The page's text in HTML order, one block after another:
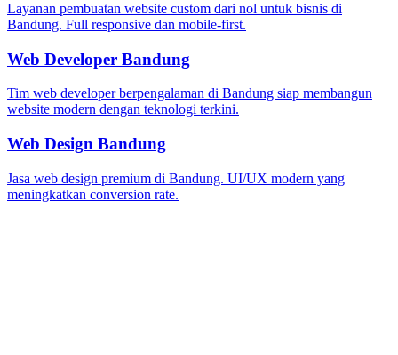
Layanan pembuatan website custom dari nol untuk bisnis di
Bandung. Full responsive dan mobile-first.
Web Developer Bandung
Tim web developer berpengalaman di Bandung siap membangun
website modern dengan teknologi terkini.
Web Design Bandung
Jasa web design premium di Bandung. UI/UX modern yang
meningkatkan conversion rate.